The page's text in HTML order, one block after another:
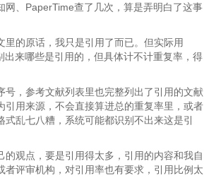
、PaperTime查了几次，算是弄明白了这事
的原话，我只是引用了而已。但实际用
来哪些是引用的，但具体计不计重复率，得
，参考文献列表里也完整列出了引用的文献
用来源，不会直接算进总的重复率里，或者
乱七八糟，系统可能都识别不出来这是引
观点，要是引用得太多，引用的内容和我自
评审机构，对引用率也有要求，引用比例太